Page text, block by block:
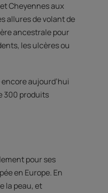
Cheyennes aux
allures de volant de
ancestrale pour
les ulcères ou
aujourd’hui
300 produits
pour ses
en Europe. En
la peau, et